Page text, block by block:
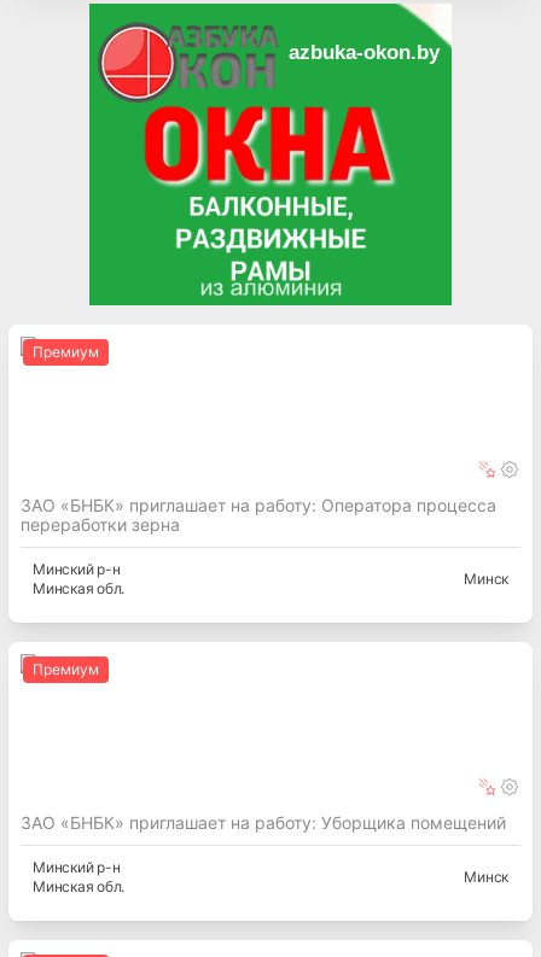
Премиум
ЗАО «БНБК» приглашает на работу: Оператора процесса
переработки зерна
Минскийр-н
Минская обл.
Минск
Премиум
ЗАО «БНБК» приглашает на работу: Уборщика помещений
Минскийр-н
Минская обл.
Минск